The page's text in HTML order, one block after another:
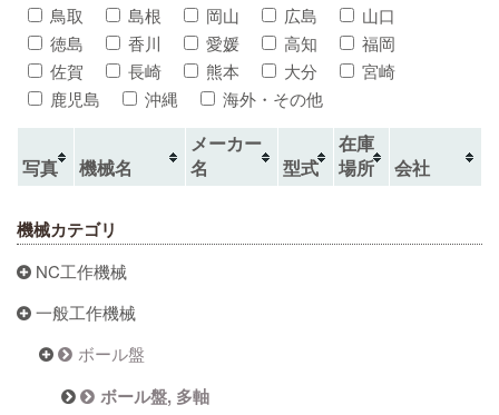
鳥取
島根 岡山 広島
山口
徳島
香川 愛媛 高知
福岡
佐賀
長崎 熊本 大分
宮崎
鹿児島
沖縄 海外・その他
写真 機械名
メーカー
名
型式
在庫
場所
会社
機械カテゴリ
NC工作機械
一般工作機械
ボール盤
ボール盤, 多軸